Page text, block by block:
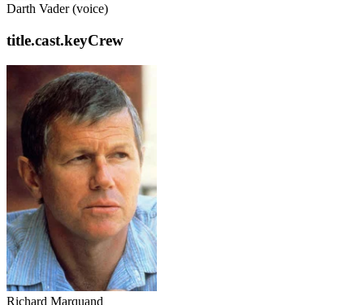
Darth Vader (voice)
title.cast.keyCrew
Richard Marquand